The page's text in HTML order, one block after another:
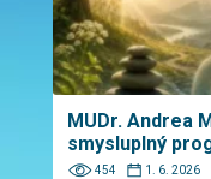
MUDr. Andrea
smysluplný
454 1. 6. 2026